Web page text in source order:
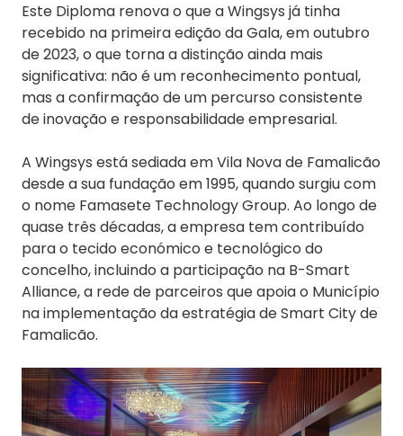
Este Diploma renova o que a Wingsys já tinha
recebido na primeira edição da Gala, em outubro
de 2023, o que torna a distinção ainda mais
significativa: não é um reconhecimento pontual,
mas a confirmação de um percurso consistente
de inovação e responsabilidade empresarial.
A Wingsys está sediada em Vila Nova de Famalicão
desde a sua fundação em 1995, quando surgiu com
o nome Famasete Technology Group. Ao longo de
quase três décadas, a empresa tem contribuído
para o tecido económico e tecnológico do
concelho, incluindo a participação na B-Smart
Alliance, a rede de parceiros que apoia o Município
na implementação da estratégia de Smart City de
Famalicão.